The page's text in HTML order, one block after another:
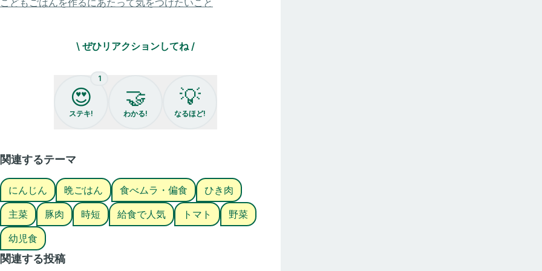
おかわりしてくれる✨
そのまま食べても美味しいけど
ご飯や麺類にのせても🙆‍♀️
アレンジし放題なレシピ♡
大好きだったメニューです🥰
なので家で作る時は
簡単だけど気合いを入れて笑
沢山作ってます💓笑
みなさんも
ぜひ作ってみてください♡
いつでも見返せるように
保存しておいてね✨
こどもごはんを作るにあたって気をつけたいこと
\ ぜひリアクションしてね /
1
😍
ステキ!
🤝
わかる!
💡
なるほど!
関連するテーマ
にんじん 晩ごはん 食べムラ・偏食
ひき肉
主菜
豚肉 時短 給食で人気 トマト
野菜
幼児食
関連する投稿